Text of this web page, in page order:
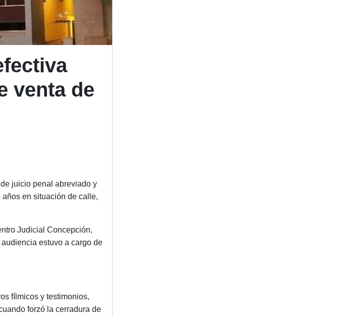
venta de
juicio penal abreviado y
en situación de calle,
Judicial Concepción,
estuvo a cargo de
fílmicos y testimonios,
forzó la cerradura de